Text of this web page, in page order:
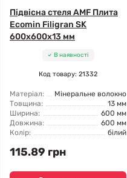
Підвісна стеля AMF Плита
Ecomin Filigran SK
600x600x13 мм
В наявності
Код товару: 21332
Матеріал:
Мінеральне волокно
Товщина:
13 мм
Ширина:
600 мм
Довжина:
600 мм
Колір:
білий
115.89 грн